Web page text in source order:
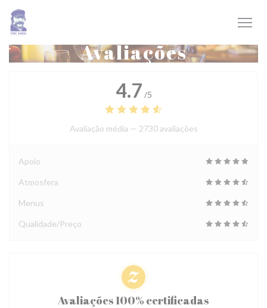
Painel de Gerenciamento de Cookies
Avaliações
4.7 /5
Avaliação média — 2730 avaliações
Apoio
Atmosfera
Menus
Qualidade/Preço
Avaliações 100% certificadas